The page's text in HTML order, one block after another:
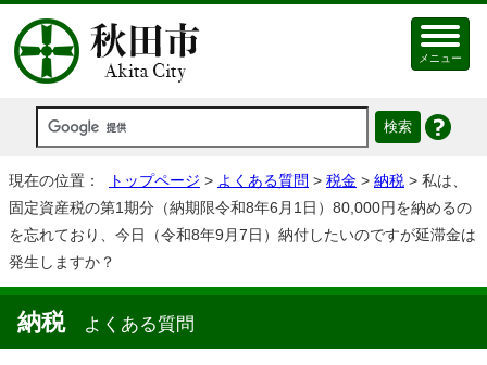
メニュー
現在の位置： トップページ > よくある質問 > 税金 > 納税 > 私は、
固定資産税の第1期分（納期限令和8年6月1日）80,000円を納めるの
を忘れており、今日（令和8年9月7日）納付したいのですが延滞金は
発生しますか？
納税よくある質問